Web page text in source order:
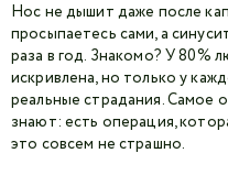
Нос не дышит даже после
просыпаетесь сами, а
раза в год. Знакомо? У 80%
искривлена, но только у
реальные страдания. Самое
знают: есть операция,
это совсем не страшно.